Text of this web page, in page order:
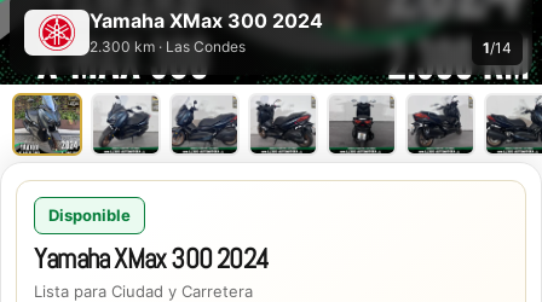
Yamaha XMax 300 2024
2.300 km · Las Condes 1/14
Disponible
Yamaha XMax 300 2024
Lista para Ciudad y Carretera